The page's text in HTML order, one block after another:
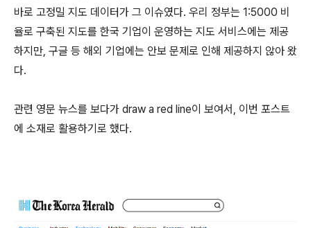
바로 고정밀 지도 데이터가 그 이슈였다. 우리 정부는 1:5000 비
율로 구축된 지도를 한국 기업이 운영하는 지도 서비스에는 제공
하지만, 구글 등 해외 기업에는 안보 문제로 인해 제공하지 않아 왔
다.
관련 영문 뉴스를 보다가 draw a red line이 보여서, 이번 포스트
에 소재로 활용하기로 했다.